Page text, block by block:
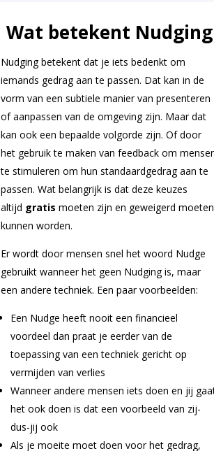
Wat betekent Nudging
Nudging betekent dat je iets bedenkt om
iemands gedrag aan te passen. Dat kan in de
vorm van een subtiele manier van presenteren
of aanpassen van de omgeving zijn. Maar dat
kan ook een bepaalde volgorde zijn. Of door
het gebruik te maken van feedback om
te stimuleren om hun standaardgedrag aan te
passen. Wat belangrijk is dat deze keuzes
altijd gratis moeten zijn en geweigerd moeten
kunnen worden.
Er wordt door mensen snel het woord Nudge
gebruikt wanneer het geen Nudging is, maar
een andere techniek. Een paar voorbeelden:
Een Nudge heeft nooit een financieel
voordeel dan praat je eerder van de
toepassing van een techniek gericht op
vermijden van verlies
Wanneer andere mensen iets doen en jij
het ook doen is dat een voorbeeld van zij-
dus-jij ook
Als je moeite moet doen voor het gedrag,